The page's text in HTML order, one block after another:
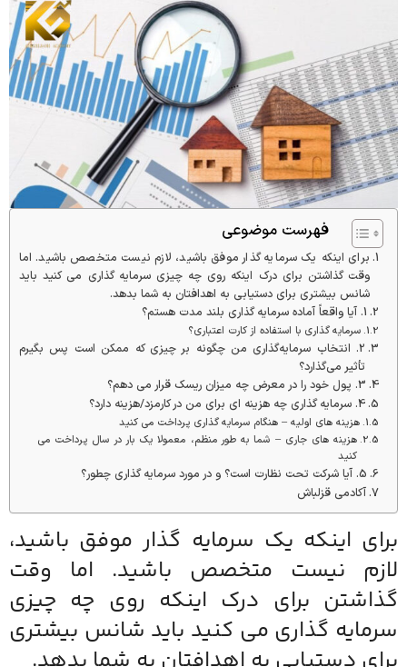
فهرست موضوعی
برای اینکه یک سرمایه گذار موفق باشید، لازم نیست متخصص باشید. اما
وقت گذاشتن برای درک اینکه روی چه چیزی سرمایه گذاری می کنید باید
شانس بیشتری برای دستیابی به اهدافتان به شما بدهد.
1. آیا واقعاً آماده سرمایه گذاری بلند مدت هستم؟
سرمایه گذاری با استفاده از کارت اعتباری؟
2. انتخاب سرمایه‌گذاری من چگونه بر چیزی که ممکن است پس بگیرم
تأثیر می‌گذارد؟
3. پول خود را در معرض چه میزان ریسک قرار می دهم؟
4. سرمایه گذاری چه هزینه ای برای من در کارمزد/هزینه دارد؟
هزینه های اولیه – هنگام سرمایه گذاری پرداخت می کنید
هزینه های جاری – شما به طور منظم، معمولا یک بار در سال پرداخت می
کنید
5. آیا شرکت تحت نظارت است؟ و در مورد سرمایه گذاری چطور؟
آکادمی قزلباش
برای اینکه یک سرمایه گذار موفق باشید،
لازم نیست متخصص باشید. اما وقت
گذاشتن برای درک اینکه روی چه چیزی
سرمایه گذاری می کنید باید شانس بیشتری